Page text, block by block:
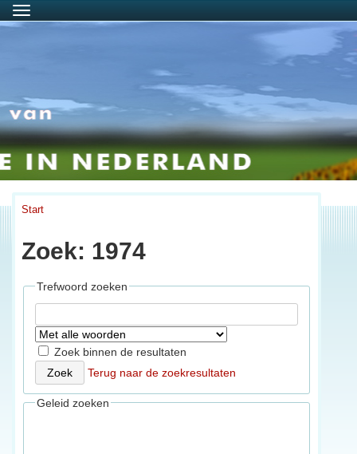
Menu
Start
Zoek: 1974
Trefwoord zoeken
Zoek binnen de resultaten
Terug naar de zoekresultaten
Geleid zoeken